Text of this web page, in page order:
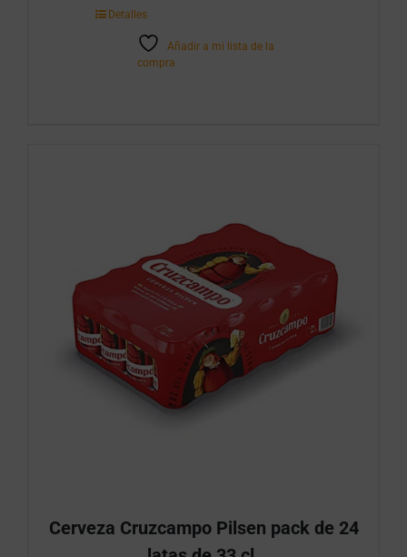
de
cantidad
Detalles
Añadir a mi lista de la
compra
Cerveza Cruzcampo Pilsen pack de 24